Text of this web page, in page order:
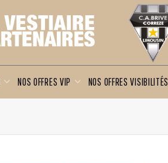
NOS OFFRES VIP NOS OFFRES VISIBILITÉS